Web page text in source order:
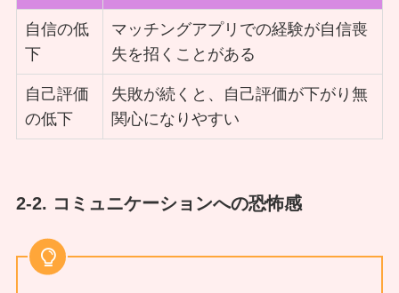
自信の低
下
マッチングアプリでの経験が自信喪
失を招くことがある
自己評価
の低下
失敗が続くと、自己評価が下がり無
関心になりやすい
2-2. コミュニケーションへの恐怖感